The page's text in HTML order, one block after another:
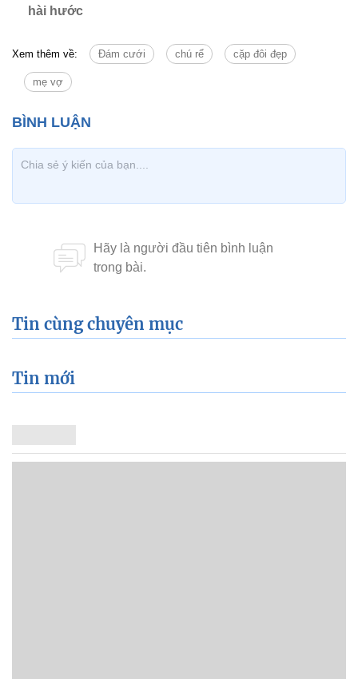
hài hước
Xem thêm về: Đám cưới chú rể cặp đôi đẹp
mẹ vợ
Tin cùng chuyên mục
Tin mới